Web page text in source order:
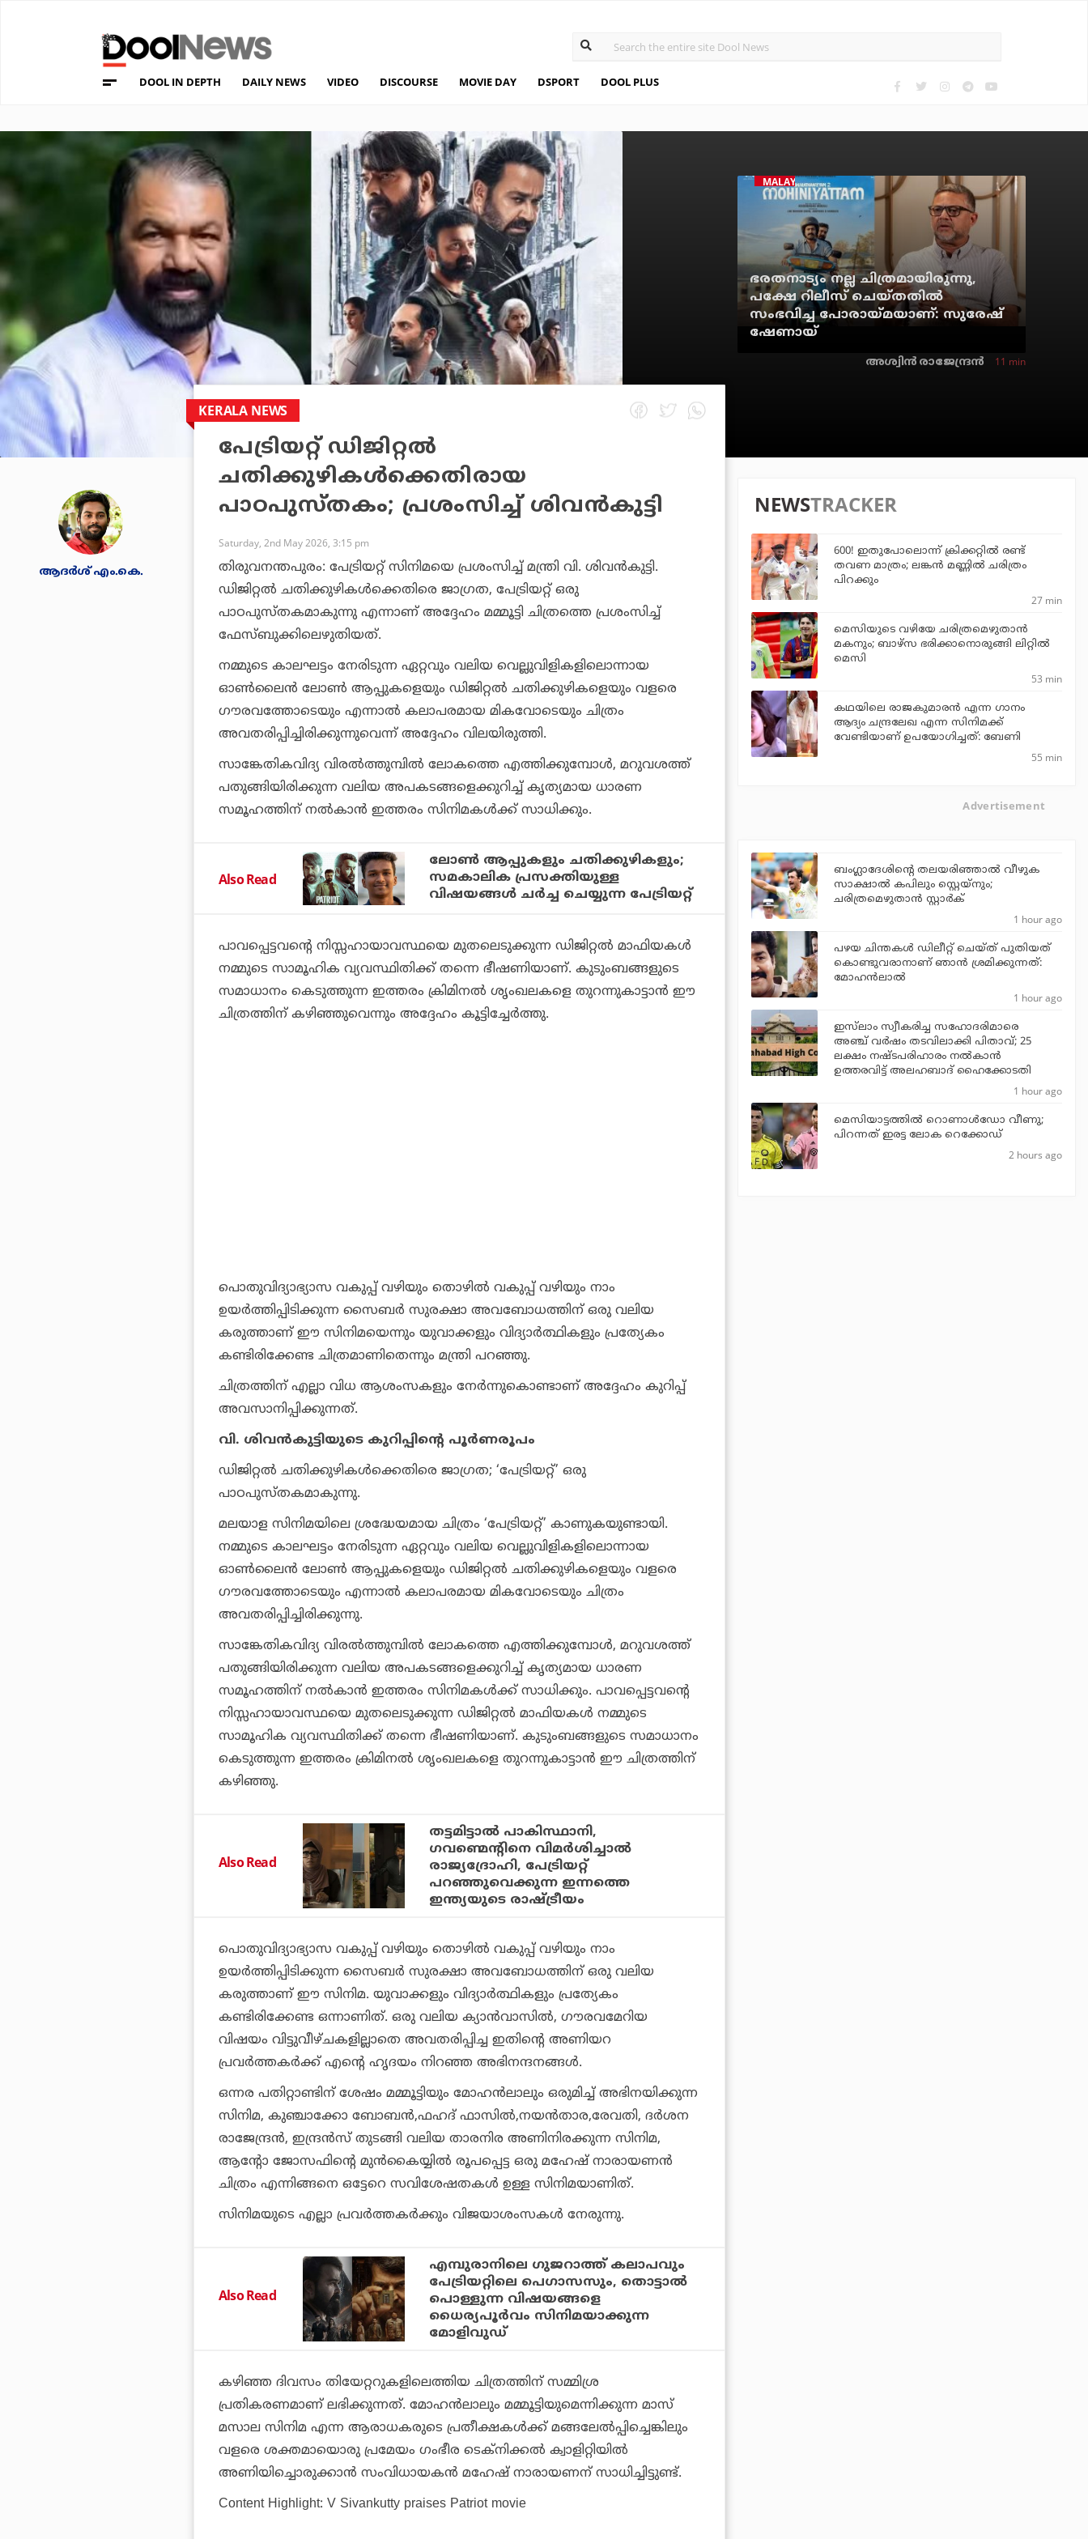
DOOL IN DEPTH DAILY NEWS VIDEO DISCOURSE MOVIE DAY DSPORT DOOL PLUS
MALAYALAM CINEMA
ഭരതനാട്യം നല്ല ചിത്രമായിരുന്നു,
പക്ഷേ റിലീസ് ചെയ്തതില്‍
സംഭവിച്ച പോരായ്മയാണ്: സുരേഷ്
ഷേണായ്
അശ്വിന്‍ രാജേന്ദ്രന്‍ 11 min
ആദർശ് എം.കെ.
KERALA NEWS
പേട്രിയറ്റ് ഡിജിറ്റല്‍
ചതിക്കുഴികള്‍ക്കെതിരായ
പാഠപുസ്തകം; പ്രശംസിച്ച് ശിവന്‍കുട്ടി
Saturday, 2nd May 2026, 3:15 pm
തിരുവനന്തപുരം: പേട്രിയറ്റ് സിനിമയെ പ്രശംസിച്ച് മന്ത്രി വി. ശിവന്‍കുട്ടി.
ഡിജിറ്റല്‍ ചതിക്കുഴികള്‍ക്കെതിരെ ജാഗ്രത, പേട്രിയറ്റ് ഒരു
പാഠപുസ്തകമാകുന്നു എന്നാണ് അദ്ദേഹം മമ്മൂട്ടി ചിത്രത്തെ പ്രശംസിച്ച്
ഫേസ്ബുക്കിലെഴുതിയത്.
നമ്മുടെ കാലഘട്ടം നേരിടുന്ന ഏറ്റവും വലിയ വെല്ലുവിളികളിലൊന്നായ
ഓണ്‍ലൈന്‍ ലോണ്‍ ആപ്പുകളെയും ഡിജിറ്റല്‍ ചതിക്കുഴികളെയും വളരെ
ഗൗരവത്തോടെയും എന്നാല്‍ കലാപരമായ മികവോടെയും ചിത്രം
അവതരിപ്പിച്ചിരിക്കുന്നുവെന്ന് അദ്ദേഹം വിലയിരുത്തി.
സാങ്കേതികവിദ്യ വിരല്‍ത്തുമ്പില്‍ ലോകത്തെ എത്തിക്കുമ്പോള്‍, മറുവശത്ത്
പതുങ്ങിയിരിക്കുന്ന വലിയ അപകടങ്ങളെക്കുറിച്ച് കൃത്യമായ ധാരണ
സമൂഹത്തിന് നല്‍കാന്‍ ഇത്തരം സിനിമകള്‍ക്ക് സാധിക്കും.
Also Read
ലോണ്‍ ആപ്പുകളും ചതിക്കുഴികളും;
സമകാലിക പ്രസക്തിയുള്ള
വിഷയങ്ങള്‍ ചര്‍ച്ച ചെയ്യുന്ന പേട്രിയറ്റ്
പാവപ്പെട്ടവന്റെ നിസ്സഹായാവസ്ഥയെ മുതലെടുക്കുന്ന ഡിജിറ്റല്‍ മാഫിയകള്‍
നമ്മുടെ സാമൂഹിക വ്യവസ്ഥിതിക്ക് തന്നെ ഭീഷണിയാണ്. കുടുംബങ്ങളുടെ
സമാധാനം കെടുത്തുന്ന ഇത്തരം ക്രിമിനല്‍ ശൃംഖലകളെ തുറന്നുകാട്ടാന്‍ ഈ
ചിത്രത്തിന് കഴിഞ്ഞുവെന്നും അദ്ദേഹം കൂട്ടിച്ചേര്‍ത്തു.
പൊതുവിദ്യാഭ്യാസ വകുപ്പ് വഴിയും തൊഴില്‍ വകുപ്പ് വഴിയും നാം
ഉയര്‍ത്തിപ്പിടിക്കുന്ന സൈബര്‍ സുരക്ഷാ അവബോധത്തിന് ഒരു വലിയ
കരുത്താണ് ഈ സിനിമയെന്നും യുവാക്കളും വിദ്യാര്‍ത്ഥികളും പ്രത്യേകം
കണ്ടിരിക്കേണ്ട ചിത്രമാണിതെന്നും മന്ത്രി പറഞ്ഞു.
ചിത്രത്തിന് എല്ലാ വിധ ആശംസകളും നേര്‍ന്നുകൊണ്ടാണ് അദ്ദേഹം കുറിപ്പ്
അവസാനിപ്പിക്കുന്നത്.
വി. ശിവന്‍കുട്ടിയുടെ കുറിപ്പിന്റെ പൂര്‍ണരൂപം
ഡിജിറ്റല്‍ ചതിക്കുഴികള്‍ക്കെതിരെ ജാഗ്രത; ‘പേട്രിയറ്റ്’ ഒരു
പാഠപുസ്തകമാകുന്നു.
മലയാള സിനിമയിലെ ശ്രദ്ധേയമായ ചിത്രം ‘പേട്രിയറ്റ്’ കാണുകയുണ്ടായി.
നമ്മുടെ കാലഘട്ടം നേരിടുന്ന ഏറ്റവും വലിയ വെല്ലുവിളികളിലൊന്നായ
ഓണ്‍ലൈന്‍ ലോണ്‍ ആപ്പുകളെയും ഡിജിറ്റല്‍ ചതിക്കുഴികളെയും വളരെ
ഗൗരവത്തോടെയും എന്നാല്‍ കലാപരമായ മികവോടെയും ചിത്രം
അവതരിപ്പിച്ചിരിക്കുന്നു.
സാങ്കേതികവിദ്യ വിരല്‍ത്തുമ്പില്‍ ലോകത്തെ എത്തിക്കുമ്പോള്‍, മറുവശത്ത്
പതുങ്ങിയിരിക്കുന്ന വലിയ അപകടങ്ങളെക്കുറിച്ച് കൃത്യമായ ധാരണ
സമൂഹത്തിന് നല്‍കാന്‍ ഇത്തരം സിനിമകള്‍ക്ക് സാധിക്കും. പാവപ്പെട്ടവന്റെ
നിസ്സഹായാവസ്ഥയെ മുതലെടുക്കുന്ന ഡിജിറ്റല്‍ മാഫിയകള്‍ നമ്മുടെ
സാമൂഹിക വ്യവസ്ഥിതിക്ക് തന്നെ ഭീഷണിയാണ്. കുടുംബങ്ങളുടെ സമാധാനം
കെടുത്തുന്ന ഇത്തരം ക്രിമിനല്‍ ശൃംഖലകളെ തുറന്നുകാട്ടാന്‍ ഈ ചിത്രത്തിന്
കഴിഞ്ഞു.
Also Read
തട്ടമിട്ടാല്‍ പാകിസ്ഥാനി,
ഗവണ്മെന്റിനെ വിമര്‍ശിച്ചാല്‍
രാജ്യദ്രോഹി, പേട്രിയറ്റ്
പറഞ്ഞുവെക്കുന്ന ഇന്നത്തെ
ഇന്ത്യയുടെ രാഷ്ട്രീയം
പൊതുവിദ്യാഭ്യാസ വകുപ്പ് വഴിയും തൊഴില്‍ വകുപ്പ് വഴിയും നാം
ഉയര്‍ത്തിപ്പിടിക്കുന്ന സൈബര്‍ സുരക്ഷാ അവബോധത്തിന് ഒരു വലിയ
കരുത്താണ് ഈ സിനിമ. യുവാക്കളും വിദ്യാര്‍ത്ഥികളും പ്രത്യേകം
കണ്ടിരിക്കേണ്ട ഒന്നാണിത്. ഒരു വലിയ ക്യാന്‍വാസില്‍, ഗൗരവമേറിയ
വിഷയം വിട്ടുവീഴ്ചകളില്ലാതെ അവതരിപ്പിച്ച ഇതിന്റെ അണിയറ
പ്രവര്‍ത്തകര്‍ക്ക് എന്റെ ഹൃദയം നിറഞ്ഞ അഭിനന്ദനങ്ങള്‍.
ഒന്നര പതിറ്റാണ്ടിന് ശേഷം മമ്മൂട്ടിയും മോഹന്‍ലാലും ഒരുമിച്ച് അഭിനയിക്കുന്ന
സിനിമ, കുഞ്ചാക്കോ ബോബന്‍,ഫഹദ് ഫാസില്‍,നയന്‍താര,രേവതി, ദര്‍ശന
രാജേന്ദ്രന്‍, ഇന്ദ്രന്‍സ് തുടങ്ങി വലിയ താരനിര അണിനിരക്കുന്ന സിനിമ,
ആന്റോ ജോസഫിന്റെ മുന്‍കൈയ്യില്‍ രൂപപ്പെട്ട ഒരു മഹേഷ് നാരായണന്‍
ചിത്രം എന്നിങ്ങനെ ഒട്ടേറെ സവിശേഷതകള്‍ ഉള്ള സിനിമയാണിത്.
സിനിമയുടെ എല്ലാ പ്രവര്‍ത്തകര്‍ക്കും വിജയാശംസകള്‍ നേരുന്നു.
Also Read
എമ്പുരാനിലെ ഗുജറാത്ത് കലാപവും
പേട്രിയറ്റിലെ പെഗാസസും, തൊട്ടാല്‍
പൊള്ളുന്ന വിഷയങ്ങളെ
ധൈര്യപൂര്‍വം സിനിമയാക്കുന്ന
മോളിവുഡ്
കഴിഞ്ഞ ദിവസം തിയേറ്ററുകളിലെത്തിയ ചിത്രത്തിന് സമ്മിശ്ര
പ്രതികരണമാണ് ലഭിക്കുന്നത്. മോഹന്‍ലാലും മമ്മൂട്ടിയുമെന്നിക്കുന്ന മാസ്
മസാല സിനിമ എന്ന ആരാധകരുടെ പ്രതീക്ഷകള്‍ക്ക് മങ്ങലേല്‍പ്പിച്ചെങ്കിലും
വളരെ ശക്തമായൊരു പ്രമേയം ഗംഭീര ടെക്‌നിക്കല്‍ ക്വാളിറ്റിയില്‍
അണിയിച്ചൊരുക്കാന്‍ സംവിധായകന്‍ മഹേഷ് നാരായണന് സാധിച്ചിട്ടുണ്ട്.
Content Highlight: V Sivankutty praises Patriot movie
NEWSTRACKER
600! ഇതുപോലൊന്ന് ക്രിക്കറ്റില്‍ രണ്ട്
തവണ മാത്രം; ലങ്കന്‍ മണ്ണില്‍ ചരിത്രം
പിറക്കും
27 min
മെസിയുടെ വഴിയേ ചരിത്രമെഴുതാന്‍
മകനും; ബാഴ്‌സ ഭരിക്കാനൊരുങ്ങി ലിറ്റില്‍
മെസി
53 min
കഥയിലെ രാജകുമാരൻ എന്ന ഗാനം
ആദ്യം ചന്ദ്രലേഖ എന്ന സിനിമക്ക്
വേണ്ടിയാണ് ഉപയോഗിച്ചത്: ബേണി
55 min
Advertisement
ബംഗ്ലാദേശിന്റെ തലയരിഞ്ഞാല്‍ വീഴുക
സാക്ഷാല്‍ കപിലും സ്റ്റെയ്‌നും;
ചരിത്രമെഴുതാന്‍ സ്റ്റാര്‍ക്
1 hour ago
പഴയ ചിന്തകള്‍ ഡിലീറ്റ് ചെയ്ത് പുതിയത്
കൊണ്ടുവരാനാണ് ഞാന്‍ ശ്രമിക്കുന്നത്:
മോഹന്‍ലാല്‍
1 hour ago
ഇസ്‌ലാം സ്വീകരിച്ച സഹോദരിമാരെ
അഞ്ച് വര്‍ഷം തടവിലാക്കി പിതാവ്; 25
ലക്ഷം നഷ്ടപരിഹാരം നല്‍കാന്‍
ഉത്തരവിട്ട് അലഹബാദ് ഹൈക്കോടതി
1 hour ago
മെസിയാട്ടത്തില്‍ റൊണാള്‍ഡോ വീണു;
പിറന്നത് ഇരട്ട ലോക റെക്കോഡ്
2 hours ago